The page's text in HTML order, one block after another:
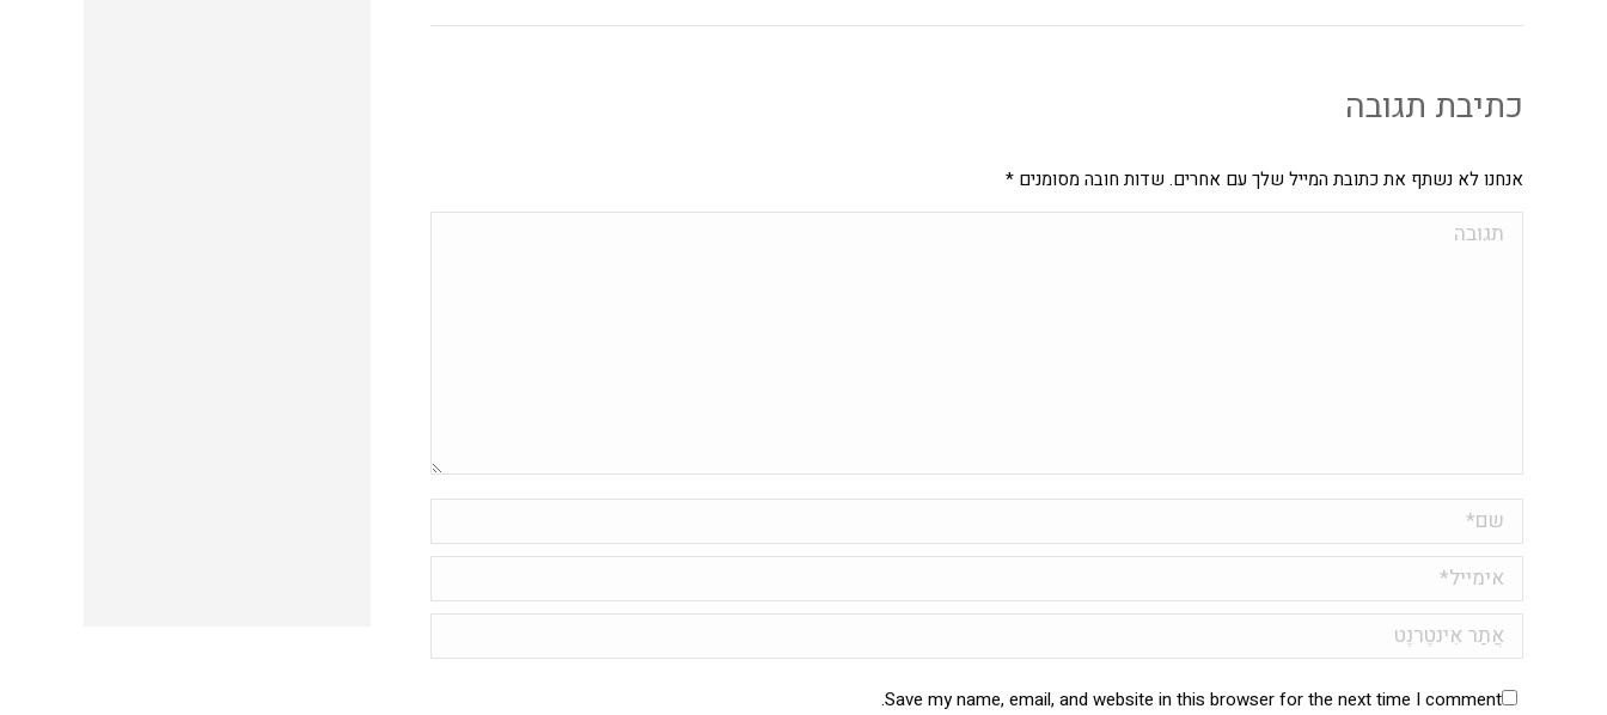
כתיבת תגובה
אנחנו לא נשתף את כתובת המייל שלך עם אחרים. שדות חובה מסומנים *
תגובה
שם *
אימייל *
אֲתַר אִינטֶרנֶט
Save my name, email, and website in this browser for the next time I comment.